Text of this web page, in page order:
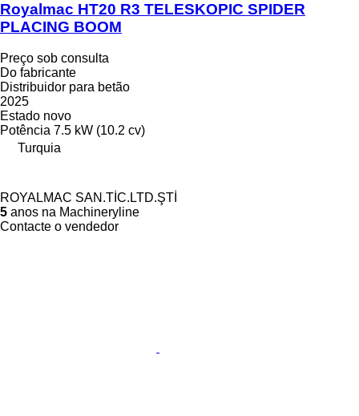
Royalmac HT20 R3 TELESKOPIC SPIDER
PLACING BOOM
Preço sob consulta
Do fabricante
Distribuidor para betão
2025
Estado novo
Potência 7.5 kW (10.2 cv)
Turquia
ROYALMAC SAN.TİC.LTD.ŞTİ
5 anos na Machineryline
Contacte o vendedor